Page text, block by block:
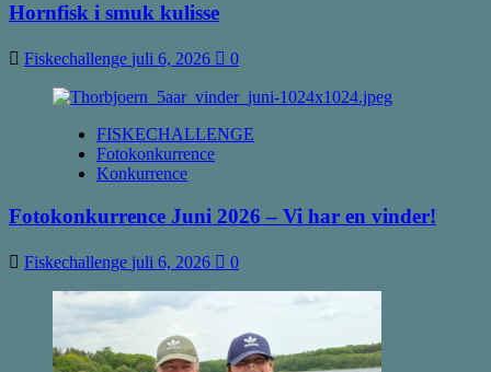
Hornfisk i smuk kulisse
Fiskechallenge juli 6, 2026 0
FISKECHALLENGE
Fotokonkurrence
Konkurrence
Fotokonkurrence Juni 2026 – Vi har en vinder!
Fiskechallenge juli 6, 2026 0